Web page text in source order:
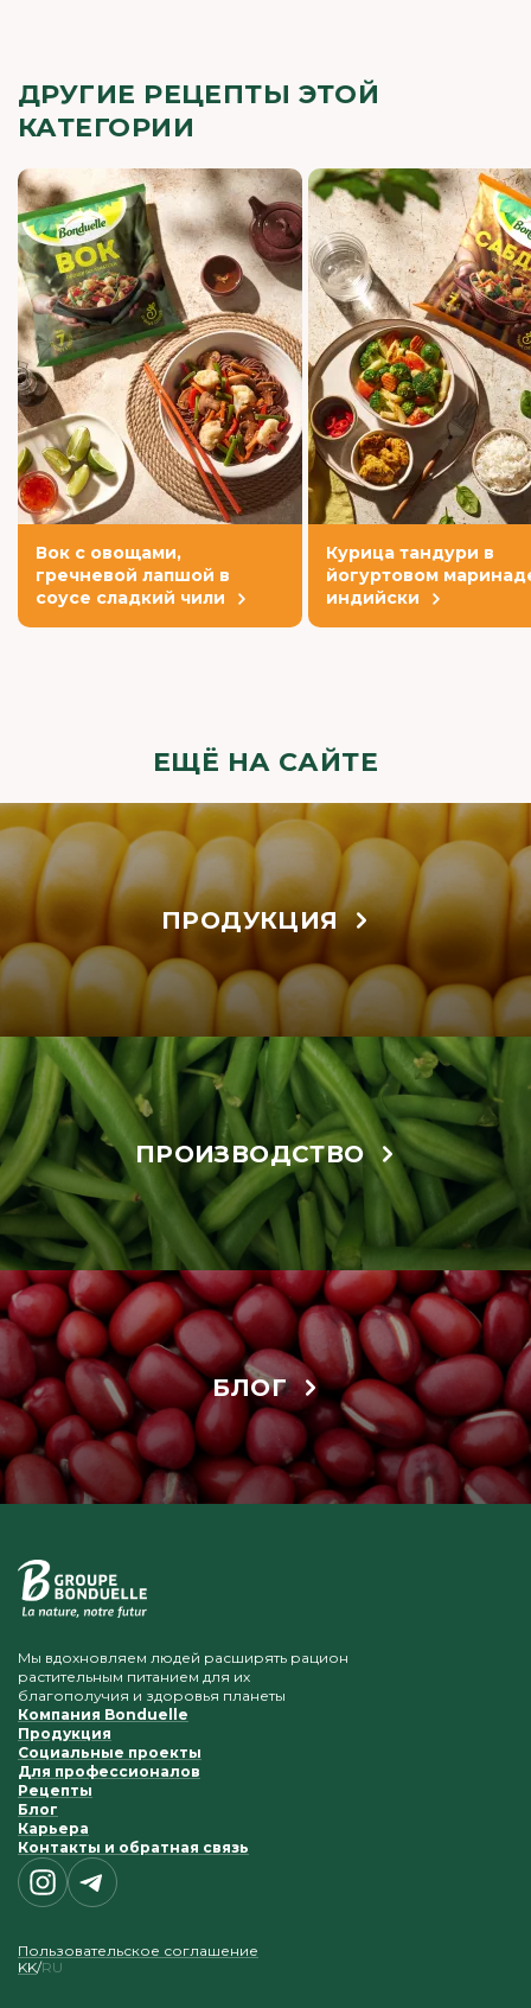
ДРУГИЕ РЕЦЕПТЫ ЭТОЙ
КАТЕГОРИИ
Вок с овощами,
гречневой лапшой в
соусе сладкий чили
Курица тандури в
йогуртовом
индийски
ЕЩЁ НА САЙТЕ
ПРОДУКЦИЯ
ПРОИЗВОДСТВО
БЛОГ
Мы вдохновляем людей расширять рацион
растительным питанием для их
благополучия и здоровья планеты
Компания Bonduelle
Продукция
Социальные проекты
Для профессионалов
Рецепты
Блог
Карьера
Контакты и обратная связь
Пользовательское соглашение
KK RU